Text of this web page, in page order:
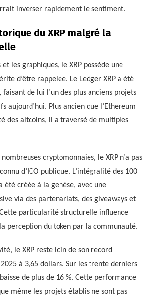
inverser rapidement le sentiment.
du XRP malgré la
les graphiques, le XRP possède une
d’être rappelée. Le Ledger XRP a été
faisant de lui l’un des plus anciens projets
aujourd’hui. Plus ancien que l’Ethereum
des altcoins, il a traversé de multiples
cryptomonnaies, le XRP n’a pas
d’ICO publique. L’intégralité des 100
été créée à la genèse, avec une
via des partenariats, des giveaways et
particularité structurelle influence
perception du token par la communauté.
le XRP reste loin de son record
à 3,65 dollars. Sur les trente derniers
de plus de 16 %. Cette performance
même les projets établis ne sont pas